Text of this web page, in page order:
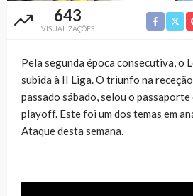
643
VISUALIZAÇÕES
Pela segunda época consecutiva, o
subida à II Liga. O triunfo na
passado sábado, selou o
playoff. Este foi um dos temas em
Ataque desta semana.